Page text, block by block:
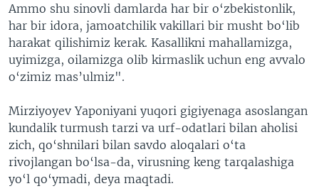
Ammo shu sinovli damlarda har bir o‘zbekistonlik,
har bir idora, jamoatchilik vakillari bir musht bo‘lib
harakat qilishimiz kerak. Kasallikni mahallamizga,
uyimizga, oilamizga olib kirmaslik uchun eng avvalo
o‘zimiz mas’ulmiz".
Mirziyoyev Yaponiyani yuqori gigiyenaga asoslangan
kundalik turmush tarzi va urf-odatlari bilan aholisi
zich, qo‘shnilari bilan savdo aloqalari o‘ta
rivojlangan bo‘lsa-da, virusning keng tarqalashiga
yo‘l qo‘ymadi, deya maqtadi.